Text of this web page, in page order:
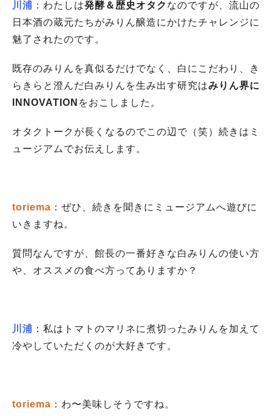
川浦 ： わたしは発酵＆歴史オタク なのですが、流山の
日本酒の蔵元たちがみりん醸造にかけたチャレンジに
魅了されたのです。
既存のみりんを真似るだけでなく、白にこだわり、き
らきらと澄んだ白みりんを生み出す研究はみりん界に
INNOVATION をおこしました。
オタクトークが長くなるのでこの辺で（笑）続きはミ
ュージアムでお伝えします。
toriema ：ぜひ、続きを聞きにミュージアムへ遊びに
いきますね。
質問なんですが、館長の一番好きな白みりんの使い方
や、オススメの食べ方ってありますか？
川浦 ： 私はトマトのマリネに煮切ったみりんを加えて
冷やしていただくのが大好きです。
toriema ：わ〜美味しそうですね。